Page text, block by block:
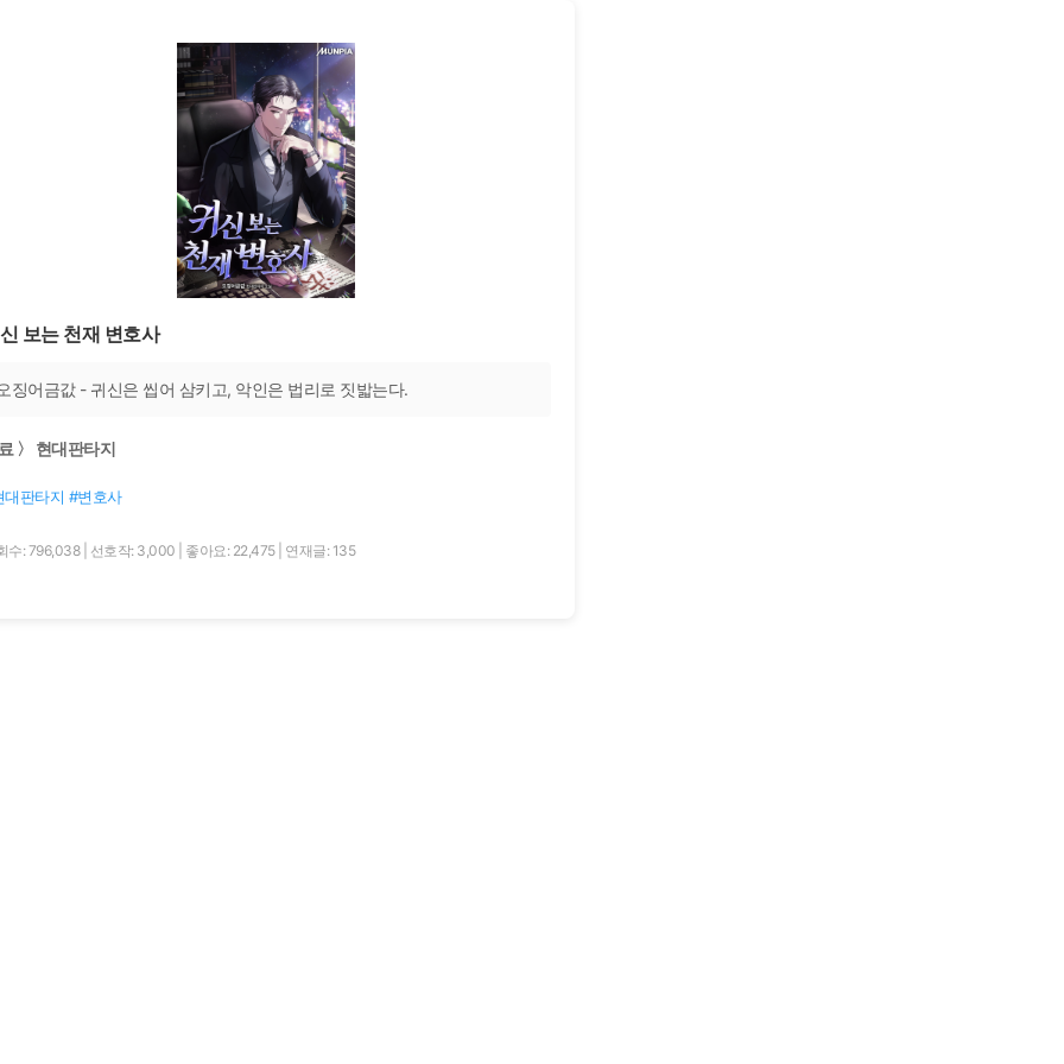
보는 천재 변호사
징어금값 - 귀신은 씹어 삼키고, 악인은 법리로 짓밟는다.
〉 현대판타지
대판타지 #변호사
수: 796,038 선호작: 3,000 좋아요: 22,475 연재글: 135